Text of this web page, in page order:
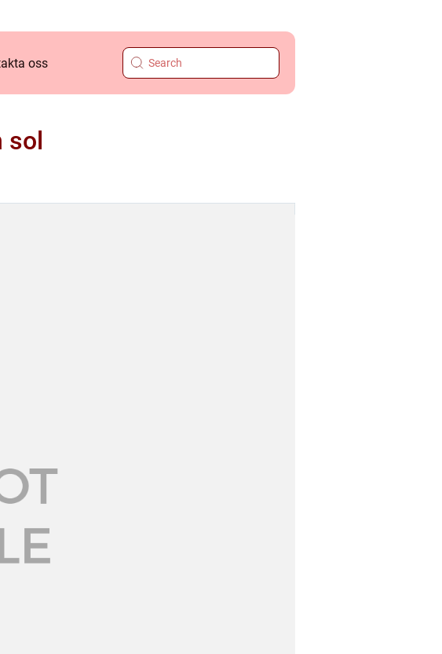
oss
sol